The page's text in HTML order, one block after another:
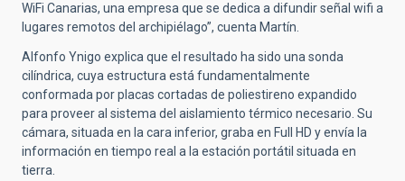
WiFi Canarias, una empresa que se dedica a difundir señal wifi a
lugares remotos del archipiélago”, cuenta Martín.
Alfonfo Ynigo explica que el resultado ha sido una sonda
cilíndrica, cuya estructura está fundamentalmente
conformada por placas cortadas de poliestireno expandido
para proveer al sistema del aislamiento térmico necesario. Su
cámara, situada en la cara inferior, graba en Full HD y envía la
información en tiempo real a la estación portátil situada en
tierra.